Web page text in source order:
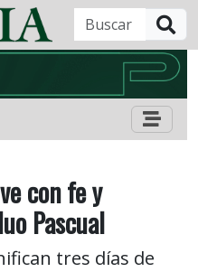
con fe y
Pascual
tres días de